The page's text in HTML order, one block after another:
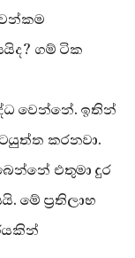
ගම් ටික
වෙන්නේ. ඉතින්
කරනවා.
එතුමා දුර
මේ ප්‍රතිලාභ